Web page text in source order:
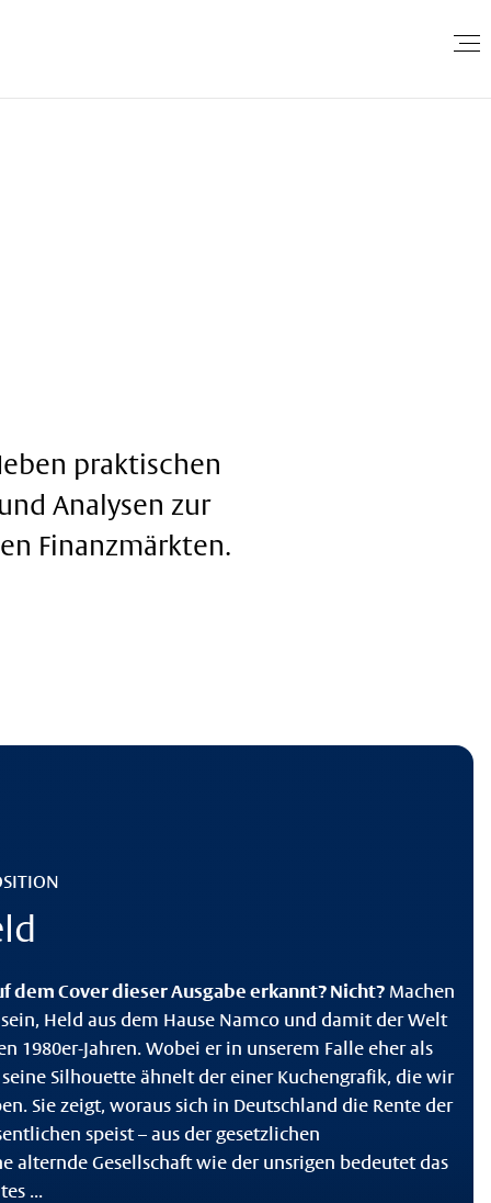
praktischen
Analysen zur
Finanzmärkten.
dem Cover dieser Ausgabe erkannt? Nicht? Machen
Held aus dem Hause Namco und damit der Welt
1980er-Jahren. Wobei er in unserem Falle eher als
Silhouette ähnelt der einer Kuchengrafik, die wir
Sie zeigt, woraus sich in Deutschland die Rente der
speist – aus der gesetzlichen
alternde Gesellschaft wie der unsrigen bedeutet das
...